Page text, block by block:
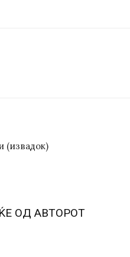
(извадок)
ОД АВТОРОТ